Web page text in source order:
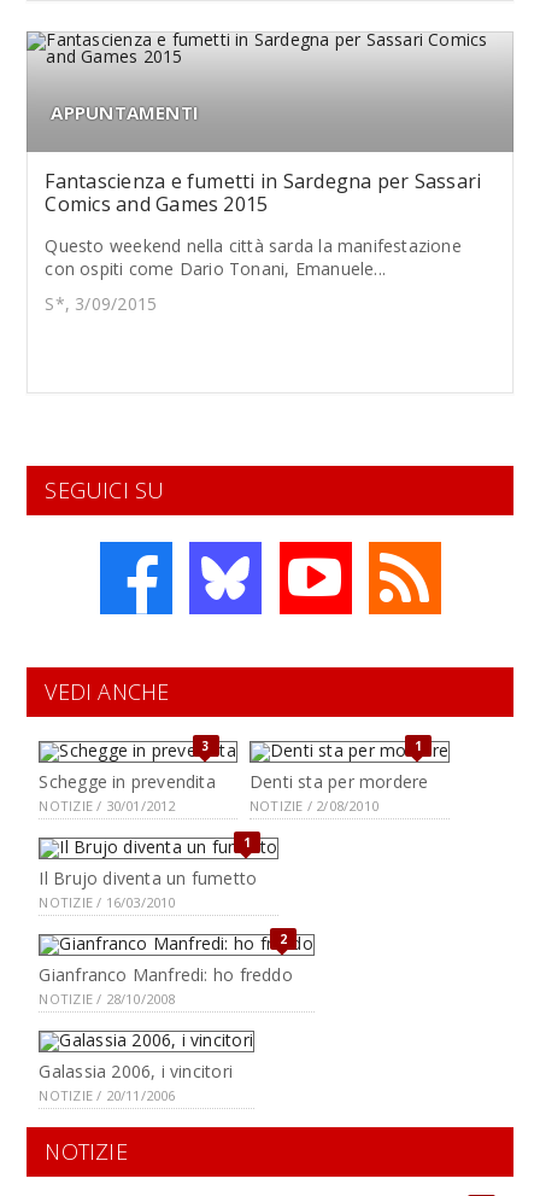
APPUNTAMENTI
Fantascienza e fumetti in Sardegna per Sassari
Comics and Games 2015
Questo weekend nella città sarda la manifestazione
con ospiti come Dario Tonani, Emanuele...
S*, 3/09/2015
SEGUICI SU
VEDI ANCHE
3
Schegge in prevendita
NOTIZIE / 30/01/2012
1
Denti sta per mordere
NOTIZIE / 2/08/2010
1
Il Brujo diventa un fumetto
NOTIZIE / 16/03/2010
2
Gianfranco Manfredi: ho freddo
NOTIZIE / 28/10/2008
Galassia 2006, i vincitori
NOTIZIE / 20/11/2006
NOTIZIE